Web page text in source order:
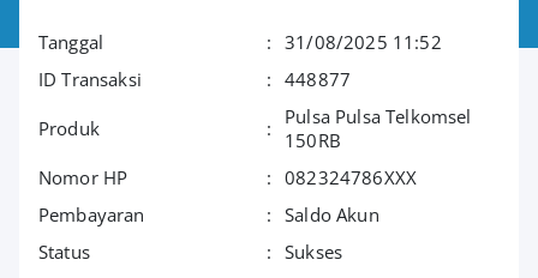
Tanggal :
31/08/2025 11:52
ID Transaksi
: 448877
Produk :
Pulsa Pulsa Telkomsel
150RB
Nomor HP
:
082324786XXX
Pembayaran
:
Saldo Akun
Status
: Sukses